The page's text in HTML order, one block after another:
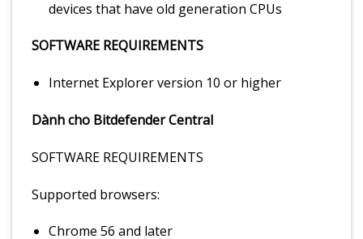
devices that have old generation CPUs
SOFTWARE REQUIREMENTS
Internet Explorer version 10 or higher
Dành cho Bitdefender Central
SOFTWARE REQUIREMENTS
Supported browsers:
Chrome 56 and later